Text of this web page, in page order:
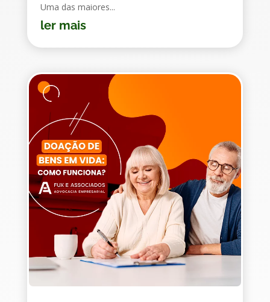
Uma das maiores...
ler mais